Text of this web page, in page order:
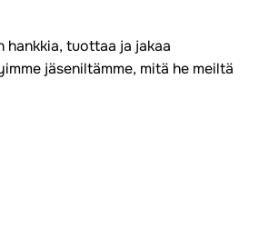
hankkia, tuottaa ja jakaa
jäseniltämme, mitä he meiltä